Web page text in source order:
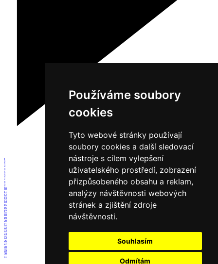
Používáme soubory
cookies
Tyto webové stránky používají
soubory cookies a další sledovací
nástroje s cílem vylepšení
uživatelského prostředí, zobrazení
přizpůsobeného obsahu a reklam,
analýzy návštěvnosti webových
stránek a zjištění zdroje
návštěvnosti.
Souhlasím
Odmítám
1
2
3
4
5
6
7
8
9
10
11
12
13
14
15
16
17
18
19
20
21
22
23
24
25
26
27
28
29
30
31